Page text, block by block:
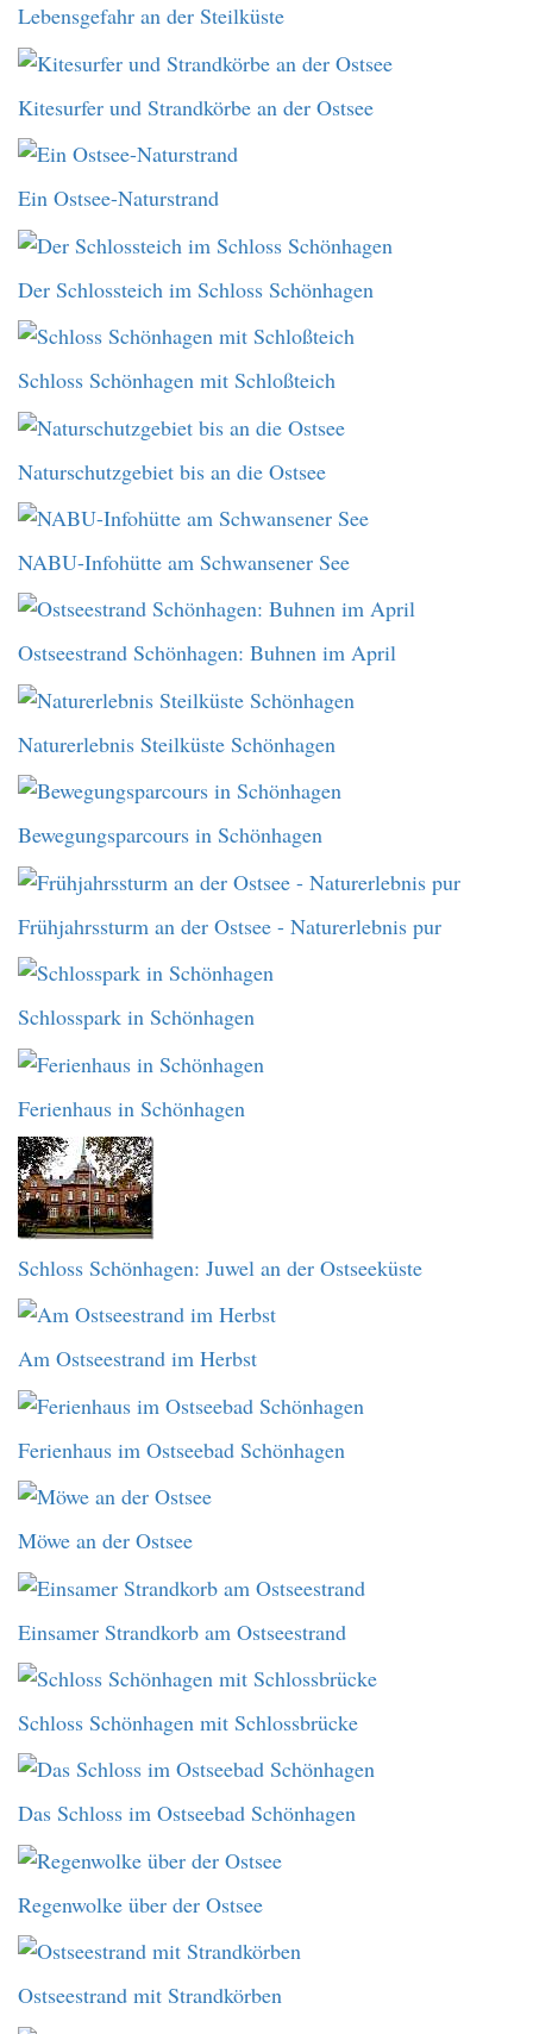
Lebensgefahr an der Steilküste
Kitesurfer und Strandkörbe an der Ostsee
Ein Ostsee-Naturstrand
Der Schlossteich im Schloss Schönhagen
Schloss Schönhagen mit Schloßteich
Naturschutzgebiet bis an die Ostsee
NABU-Infohütte am Schwansener See
Ostseestrand Schönhagen: Buhnen im April
Naturerlebnis Steilküste Schönhagen
Bewegungsparcours in Schönhagen
Frühjahrssturm an der Ostsee - Naturerlebnis pur
Schlosspark in Schönhagen
Ferienhaus in Schönhagen
Schloss Schönhagen: Juwel an der Ostseeküste
Am Ostseestrand im Herbst
Ferienhaus im Ostseebad Schönhagen
Möwe an der Ostsee
Einsamer Strandkorb am Ostseestrand
Schloss Schönhagen mit Schlossbrücke
Das Schloss im Ostseebad Schönhagen
Regenwolke über der Ostsee
Ostseestrand mit Strandkörben